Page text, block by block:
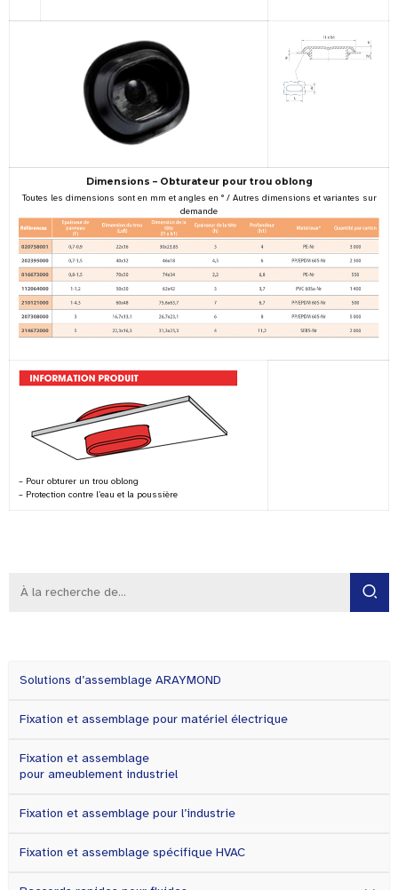
Dimensions – Obturateur pour trou oblong
Toutes les dimensions sont en mm et angles en ° / Autres dimensions et variantes sur
demande
– Pour obturer un trou oblong
– Protection contre l’eau et la poussière
Solutions d’assemblage ARAYMOND
Fixation et assemblage pour matériel électrique
Fixation et assemblage
pour ameublement industriel
Fixation et assemblage pour l’industrie
Fixation et assemblage spécifique HVAC